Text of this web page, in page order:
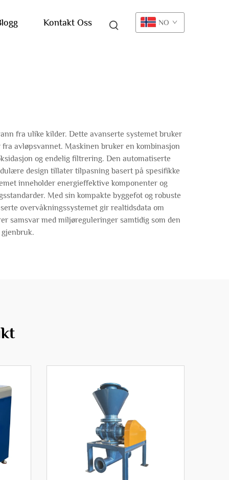
Kontakt Oss NO
fra ulike kilder. Dette avanserte systemet bruker
avløpsvannet. Maskinen bruker en kombinasjon
og endelig filtrering. Den automatiserte
design tillater tilpasning basert på spesifikke
inneholder energieffektive komponenter og
Med sin kompakte byggefot og robuste
overvåkningssystemet gir realtidsdata om
samsvar med miljøreguleringer samtidig som den